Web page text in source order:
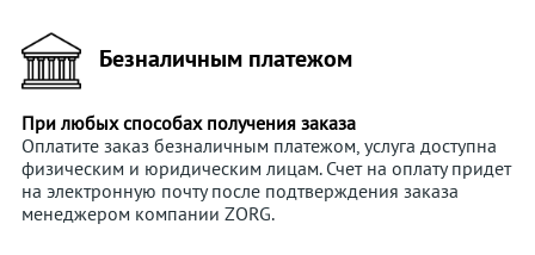
Безналичным платежом
При любых способах получения заказа
Оплатите заказ безналичным платежом, услуга доступна
физическим и юридическим лицам. Счет на оплату придет
на электронную почту после подтверждения заказа
менеджером компании ZORG.